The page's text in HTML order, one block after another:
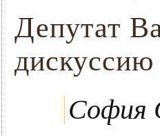
Депутат
София